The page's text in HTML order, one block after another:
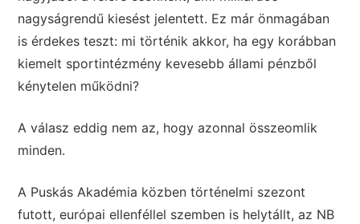
nagyságrendű kiesést jelentett. Ez már önmagában
is érdekes teszt: mi történik akkor, ha egy korábban
kiemelt sportintézmény kevesebb állami pénzből
kénytelen működni?
A válasz eddig nem az, hogy azonnal összeomlik
minden.
A Puskás Akadémia közben történelmi szezont
futott, európai ellenféllel szemben is helytállt, az NB